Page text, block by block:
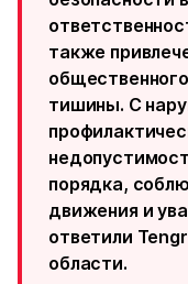
также
тишины. С
порядка,
движения и
ответили
области.